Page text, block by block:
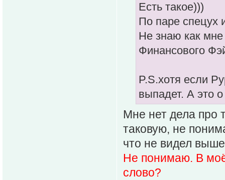
Есть такое)))
По паре спецух
Не знаю как
Финансового
P.S.хотя если
выпадет. А это
Мне нет дела про
таковую, не
что не видел
Не понимаю. В
слово?